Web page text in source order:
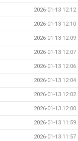
2026-01-13 12:12
2026-01-13 12:10
2026-01-13 12:09
2026-01-13 12:07
2026-01-13 12:06
2026-01-13 12:04
2026-01-13 12:02
2026-01-13 12:00
2026-01-13 11:59
2026-01-13 11:57